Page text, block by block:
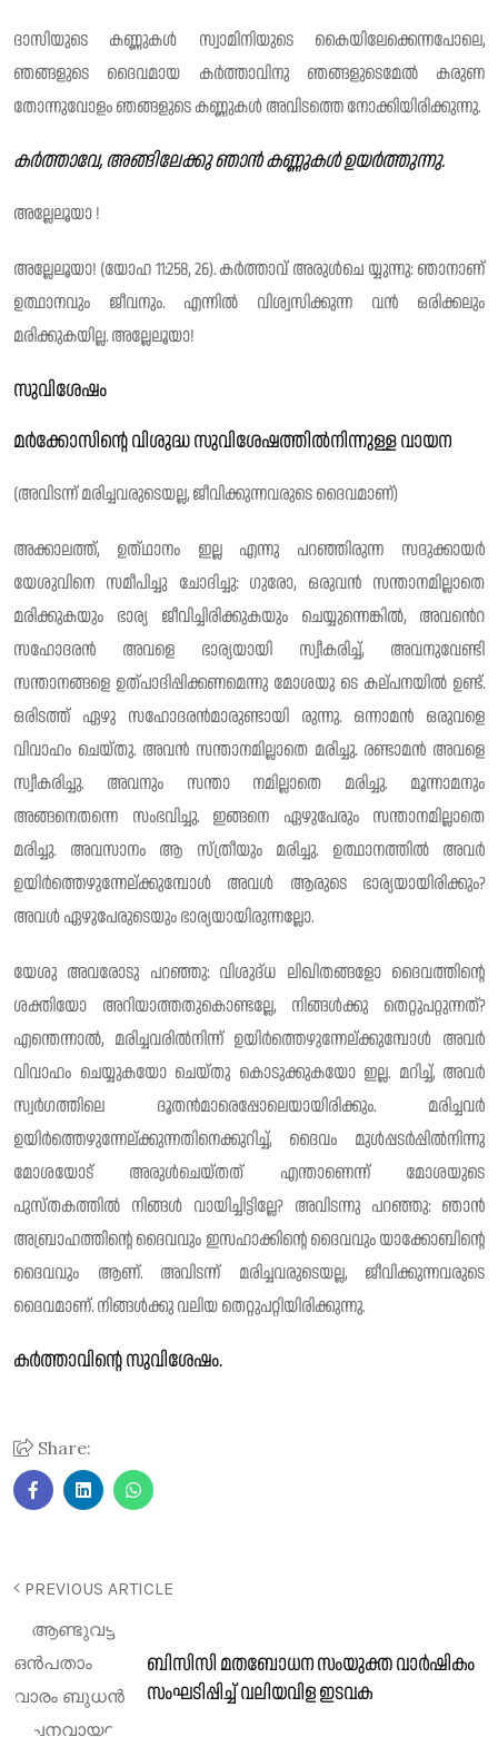
ദാസിയുടെ കണ്ണുകൾ സ്വാമിനിയുടെ കൈയിലേക്കെന്നപോലെ,
ഞങ്ങളുടെ ദൈവമായ കർത്താവിനു ഞങ്ങളുടെമേൽ കരുണ
തോന്നുവോളം ഞങ്ങളുടെ കണ്ണുകൾ അവിടത്തെ നോക്കിയിരിക്കുന്നു.
കർത്താവേ, അങ്ങിലേക്കു ഞാൻ കണ്ണുകൾ ഉയർത്തുന്നു.
അല്ലേലൂയാ !
അല്ലേലൂയാ! (യോഹ 11:258, 26). കർത്താവ് അരുൾചെ യ്യുന്നു: ഞാനാണ്
ഉത്ഥാനവും ജീവനും. എന്നിൽ വിശ്വസിക്കുന്ന വൻ ഒരിക്കലും
മരിക്കുകയില്ല. അല്ലേലൂയാ!
സുവിശേഷം
മർക്കോസിന്റെ വിശുദ്ധ സുവിശേഷത്തിൽനിന്നുള്ള വായന
(അവിടന്ന് മരിച്ചവരുടെയല്ല, ജീവിക്കുന്നവരുടെ ദൈവമാണ്)
അക്കാലത്ത്, ഉത്‌ഥാനം ഇല്ല എന്നു പറഞ്ഞിരുന്ന സദുക്കായർ
യേശുവിനെ സമീപിച്ചു ചോദിച്ചു: ഗുരോ, ഒരുവൻ സന്താനമില്ലാതെ
മരിക്കുകയും ഭാര്യ ജീവിച്ചിരിക്കുകയും ചെയ്യുന്നെങ്കിൽ, അവൻെറ
സഹോദരൻ അവളെ ഭാര്യയായി സ്വീകരിച്ച്, അവനുവേണ്ടി
സന്താനങ്ങളെ ഉത്പാദിപ്പിക്കണമെന്നു മോശയു ടെ കല്‌പനയിൽ ഉണ്ട്.
ഒരിടത്ത് ഏഴു സഹോദരൻമാരുണ്ടായി രുന്നു. ഒന്നാമൻ ഒരുവളെ
വിവാഹം ചെയ്‌തു. അവൻ സന്താനമില്ലാതെ മരിച്ചു. രണ്ടാമൻ അവളെ
സ്വീകരിച്ചു. അവനും സന്താ നമില്ലാതെ മരിച്ചു. മൂന്നാമനും
അങ്ങനെതന്നെ സംഭവിച്ചു. ഇങ്ങനെ ഏഴുപേരും സന്താനമില്ലാതെ
മരിച്ചു. അവസാനം ആ സ്ത്രീയും മരിച്ചു. ഉത്ഥാനത്തിൽ അവർ
ഉയിർത്തെഴുന്നേല്ക്കുമ്പോൾ അവൾ ആരുടെ ഭാര്യയായിരിക്കും?
അവൾ ഏഴുപേരുടെയും ഭാര്യയായിരുന്നല്ലോ.
യേശു അവരോടു പറഞ്ഞു: വിശുദ്‌ധ ലിഖിതങ്ങളോ ദൈവത്തിന്റെ
ശക്തിയോ അറിയാത്തതുകൊണ്ടല്ലേ, നിങ്ങൾക്കു തെറ്റുപറ്റുന്നത്?
എന്തെന്നാൽ, മരിച്ചവരിൽനിന്ന് ഉയിർത്തെഴുന്നേല്ക്കുമ്പോൾ അവർ
വിവാഹം ചെയ്യുകയോ ചെയ്‌തു കൊടുക്കുകയോ ഇല്ല. മറിച്ച്, അവർ
സ്വർഗത്തിലെ ദൂതൻമാരെപ്പോലെയായിരിക്കും. മരിച്ചവർ
ഉയിർത്തെഴുന്നേല്ക്കുന്നതിനെക്കുറിച്ച്, ദൈവം മുൾപ്പടർപ്പിൽനിന്നു
മോശയോട് അരുൾചെയ്തത് എന്താണെന്ന് മോശയുടെ
പുസ്‌തകത്തിൽ നിങ്ങൾ വായിച്ചിട്ടില്ലേ? അവിടന്നു പറഞ്ഞു: ഞാൻ
അബ്രാഹത്തിന്റെ ദൈവവും ഇസഹാക്കിന്റെ ദൈവവും യാക്കോബിന്റെ
ദൈവവും ആണ്. അവിടന്ന് മരിച്ചവരുടെയല്ല, ജീവിക്കുന്നവരുടെ
ദൈവമാണ്. നിങ്ങൾക്കു വലിയ തെറ്റുപറ്റിയിരിക്കുന്നു.
കർത്താവിന്റെ സുവിശേഷം.
Share:
PREVIOUS ARTICLE
ബിസിസി മതബോധന സംയുക്ത വാർഷികം
സംഘടിപ്പിച്ച് വലിയവിള ഇടവക